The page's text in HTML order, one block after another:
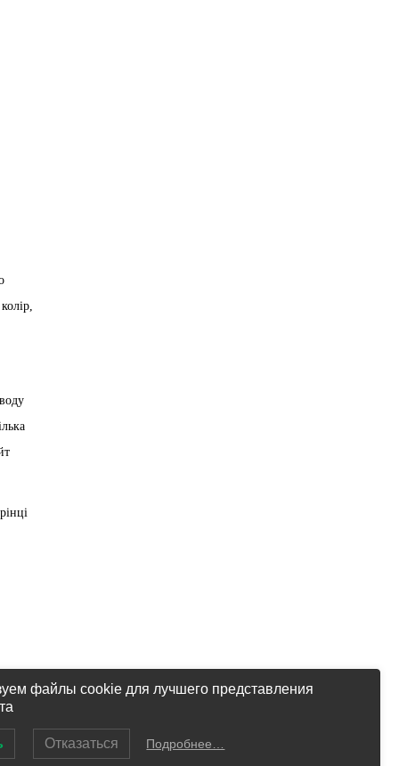
файлы cookie для лучшего представления
Отказаться Подробнее…